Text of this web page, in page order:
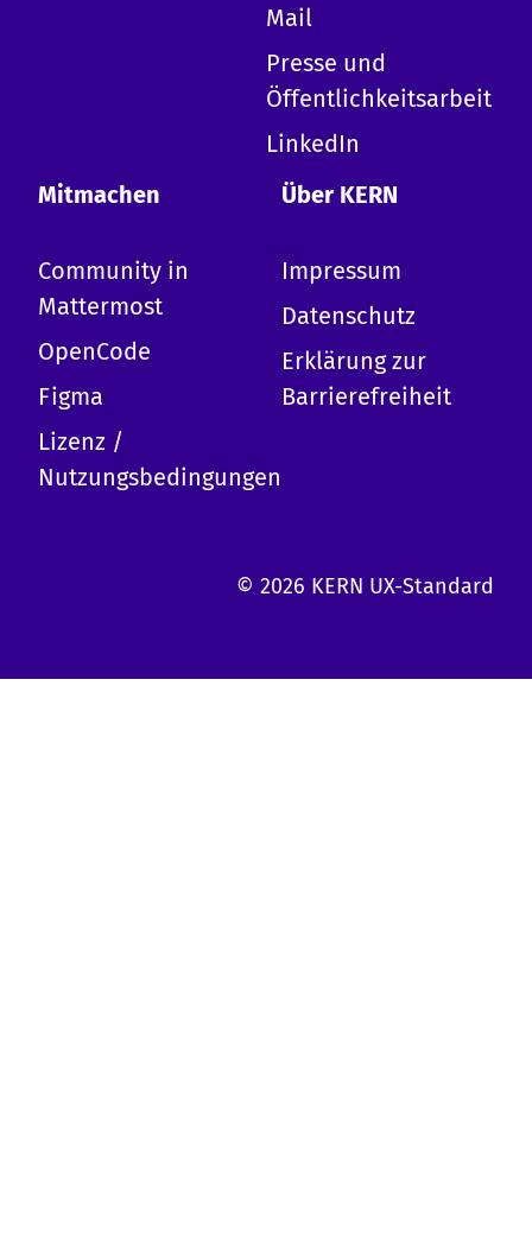
Mail
Presse und
Öffentlichkeitsarbeit
LinkedIn
Mitmachen
Community in
Mattermost
OpenCode
Figma
Lizenz /
Nutzungsbedingungen
Über KERN
Impressum
Datenschutz
Erklärung zur
Barrierefreiheit
© 2026 KERN UX-Standard